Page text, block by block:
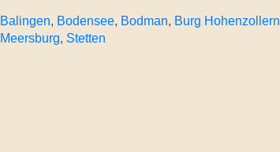
Balingen, Bodensee, Bodman, Burg Hohenzollern
Meersburg, Stetten